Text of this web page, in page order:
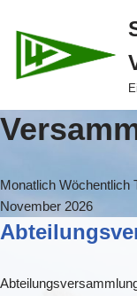
Zum
Inhalt
Monatlich Wöchentlich
November 2026